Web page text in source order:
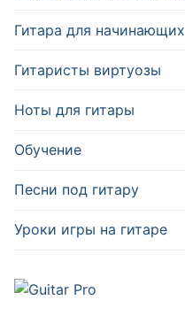
Гитара для начинающих
Гитаристы виртуозы
Ноты для гитары
Обучение
Песни под гитару
Уроки игры на гитаре